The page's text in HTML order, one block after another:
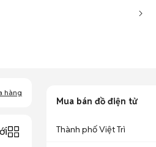
hàng
Mua bán đồ điện tử
Thành phố Việt Trì